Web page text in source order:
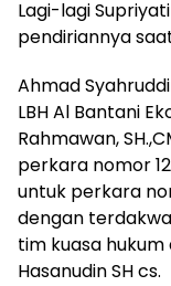
Lagi-lagi
pendiriannya
Ahmad
LBH Al Bantani
Rahmawan,
perkara nomor
untuk perkara
dengan
tim kuasa hukum
Hasanudin SH cs.